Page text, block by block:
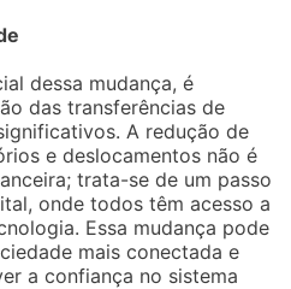
dessa mudança, é
das transferências de
A redução de
e deslocamentos não é
trata-se de um passo
onde todos têm acesso a
Essa mudança pode
mais conectada e
a confiança no sistema